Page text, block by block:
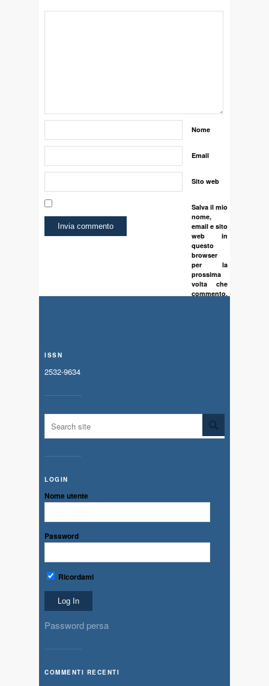
Nome
Email
Sito web
Salva il mio
nome,
email e sito
web in
questo
browser
per la
prossima
volta che
commento.
ISSN
2532-9634
LOGIN
Nome utente
Password
Ricordami
Password persa
COMMENTI RECENTI